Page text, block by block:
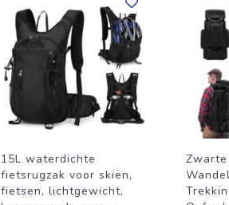
15L waterdichte
fietsrugzak voor skiën,
fietsen, lichtgewicht,